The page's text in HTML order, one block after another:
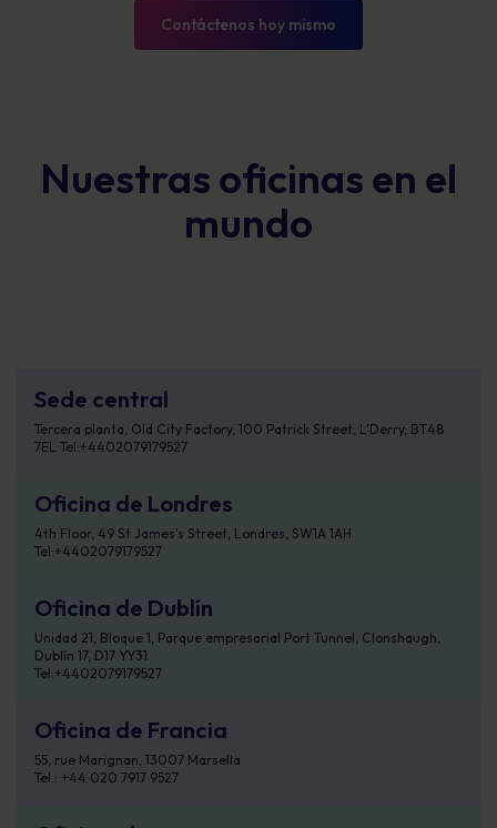
Contáctenos hoy mismo
Nuestras oficinas en el
mundo
Sede central
Tercera planta, Old City Factory, 100 Patrick Street, L'Derry, BT48
7EL Tel:+4402079179527
Oficina de Londres
4th Floor, 49 St James's Street, Londres, SW1A 1AH
Tel:+4402079179527
Oficina de Dublín
Unidad 21, Bloque 1, Parque empresarial Port Tunnel, Clonshaugh,
Dublín 17, D17 YY31
Tel:+4402079179527
Oficina de Francia
55, rue Marignan, 13007 Marsella
Tel.: +44 020 7917 9527